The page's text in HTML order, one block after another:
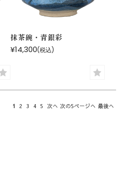
抹茶碗・青銀彩
¥14,300(税込)
1 2 3 4 5 次へ 次の5ページへ 最後へ